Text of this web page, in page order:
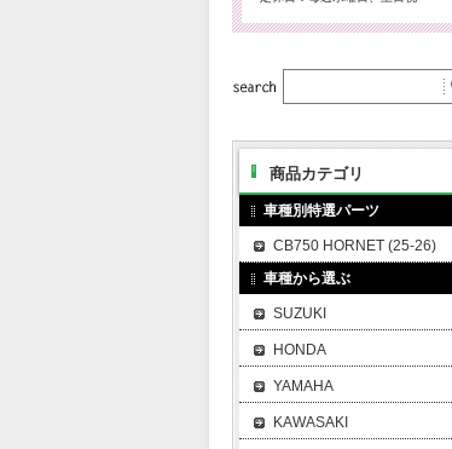
商品カテゴリ
車種別特選パーツ
CB750 HORNET (25-26)
車種から選ぶ
SUZUKI
HONDA
YAMAHA
KAWASAKI